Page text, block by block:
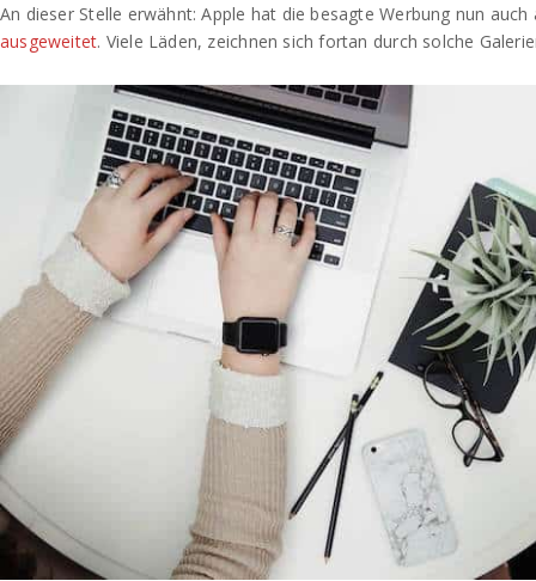
An dieser Stelle erwähnt: Apple hat die besagte Werbung nun
ausgeweitet. Viele Läden, zeichnen sich fortan durch solche